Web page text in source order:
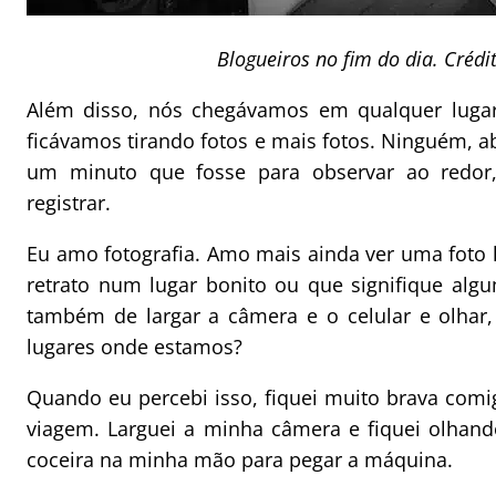
Blogueiros no fim do dia.
Além disso, nós chegávamos em qualquer
ficávamos tirando fotos e mais fotos. Ninguém,
um minuto que fosse para observar ao
registrar.
Eu amo fotografia. Amo mais ainda ver uma
retrato num lugar bonito ou que signifique
também de largar a câmera e o celular e
lugares onde estamos?
Quando eu percebi isso, fiquei muito brava
viagem. Larguei a minha câmera e fiquei
coceira na minha mão para pegar a máquina.